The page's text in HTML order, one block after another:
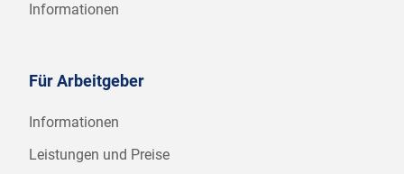
Informationen
Für Arbeitgeber
Informationen
Leistungen und Preise